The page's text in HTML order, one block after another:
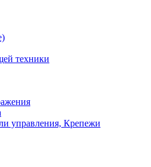
техники
управления, Крепежи